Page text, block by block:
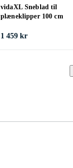
vidaXL Sneblad til
plæneklipper 100 cm
1 459 kr